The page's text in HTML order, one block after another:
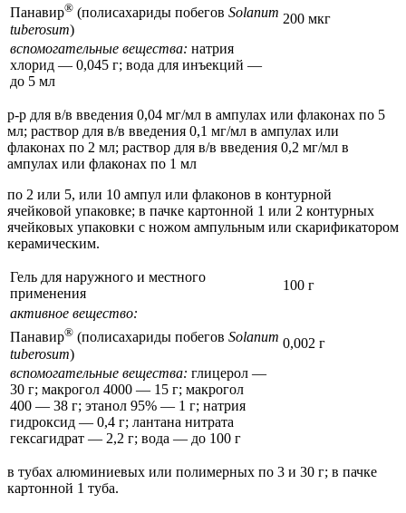
Панавир® (полисахариды побегов Solanum
tuberosum)
200 мкг
вспомогательные вещества: натрия
хлорид — 0,045 г; вода для инъекций —
до 5 мл
р-р для в/в введения 0,04 мг/мл в ампулах или флаконах по 5
мл; раствор для в/в введения 0,1 мг/мл в ампулах или
флаконах по 2 мл; раствор для в/в введения 0,2 мг/мл в
ампулах или флаконах по 1 мл
по 2 или 5, или 10 ампул или флаконов в контурной
ячейковой упаковке; в пачке картонной 1 или 2 контурных
ячейковых упаковки с ножом ампульным или скарификатором
керамическим.
Гель для наружного и местного
применения
100 г
активное вещество:
Панавир® (полисахариды побегов Solanum
tuberosum)
0,002 г
вспомогательные вещества: глицерол —
30 г; макрогол 4000 — 15 г; макрогол
400 — 38 г; этанол 95% — 1 г; натрия
гидроксид — 0,4 г; лантана нитрата
гексагидрат — 2,2 г; вода — до 100 г
в тубах алюминиевых или полимерных по 3 и 30 г; в пачке
картонной 1 туба.